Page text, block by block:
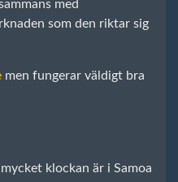
med
som den riktar sig
men fungerar väldigt bra
klockan är i Samoa